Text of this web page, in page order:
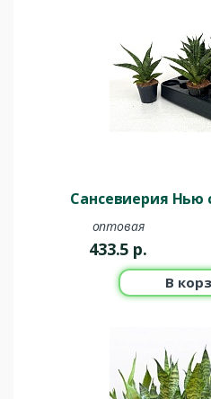
Сансевиерия Нью
оптовая
433.5 р.
В